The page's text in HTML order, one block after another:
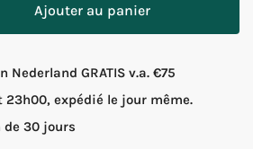
Ajouter au panier
Nederland GRATIS v.a. €75
23h00, expédié le jour même.
de 30 jours